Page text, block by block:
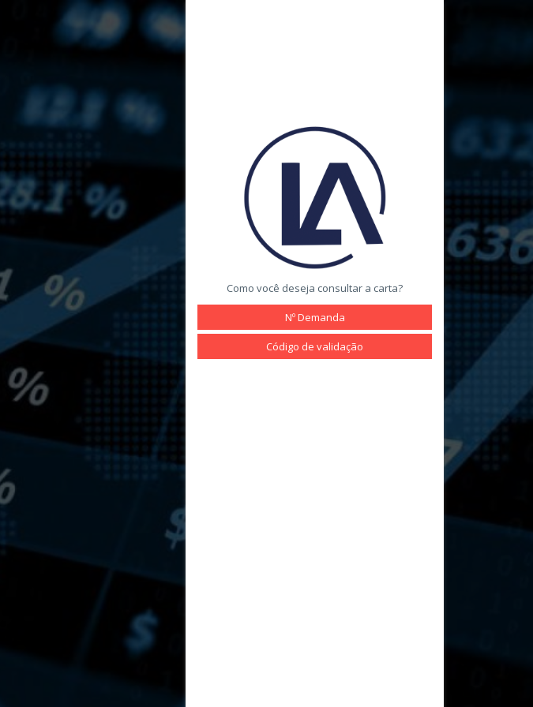
Como você deseja consultar a carta?
Nº Demanda
Código de validação